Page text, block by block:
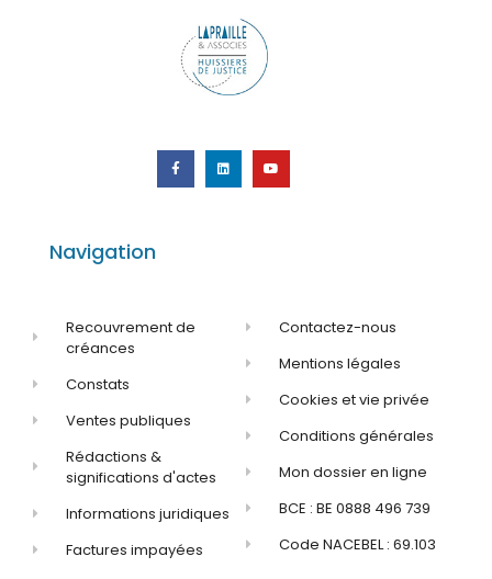
Navigation
Recouvrement de
créances
Constats
Ventes publiques
Rédactions &
significations d'actes
Informations juridiques
Factures impayées
Contactez-nous
Mentions légales
Cookies et vie privée
Conditions générales
Mon dossier en ligne
BCE : BE 0888 496 739
Code NACEBEL : 69.103